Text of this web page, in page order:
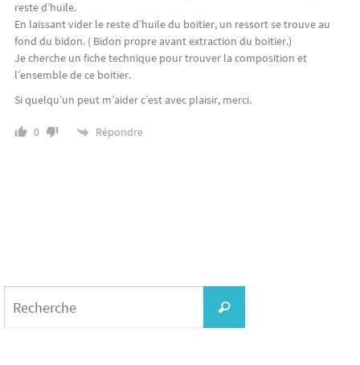
reste d’huile.
En laissant vider le reste d’huile du boitier, un ressort se trouve au
fond du bidon. ( Bidon propre avant extraction du boitier.)
Je cherche un fiche technique pour trouver la composition et
l’ensemble de ce boitier.
Si quelqu’un peut m’aider c’est avec plaisir, merci.
0 Répondre
Recherche